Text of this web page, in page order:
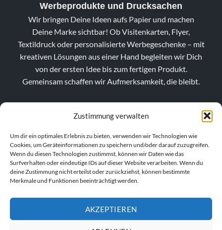
Zustimmung verwalten
Um dir ein optimales Erlebnis zu bieten, verwenden wir Technologien wie
Cookies, um Geräteinformationen zu speichern und/oder darauf zuzugreifen.
Wenn du diesen Technologien zustimmst, können wir Daten wie das
Surfverhalten oder eindeutige IDs auf dieser Website verarbeiten. Wenn du
deine Zustimmung nicht erteilst oder zurückziehst, können bestimmte
Merkmale und Funktionen beeinträchtigt werden.
AKZEPTIEREN
Werbeprodukte und Drucksachen
Wir bringen Deine Ideen aufs Papier und machen
Deine Marke sichtbar! Ob Visitenkarten, Flyer,
Textildruck oder personalisierte Werbegeschenke – mit
kreativen Lösungen aus einer Hand begleiten wir Dich
von der ersten Idee bis zum fertigen Produkt.
Gemeinsam schaffen wir Aufmerksamkeit, die bleibt.